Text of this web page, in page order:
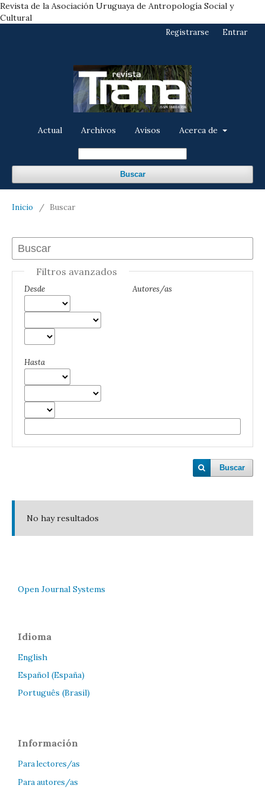
Revista de la Asociación Uruguaya de Antropología Social y
Cultural
Actual Archivos Avisos Acerca de
Buscar
Registrarse Entrar
Inicio / Buscar
Filtros avanzados
Desde
Hasta
Autores/as
Buscar
No hay resultados
Open Journal Systems
Idioma
English
Español (España)
Português (Brasil)
Información
Para lectores/as
Para autores/as